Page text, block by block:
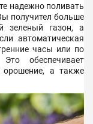
надежно поливать
получител больше
зеленый газон, а
автоматическая
часы или по
обеспечивает
орошение, а также